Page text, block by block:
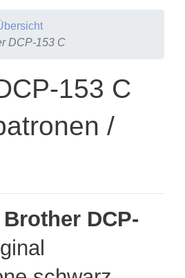
DCP-153 C
153 C
/
Brother DCP-